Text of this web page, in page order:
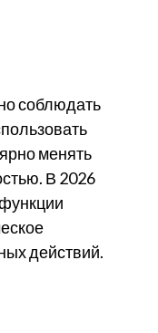
соблюдать
менять
В 2026
действий.